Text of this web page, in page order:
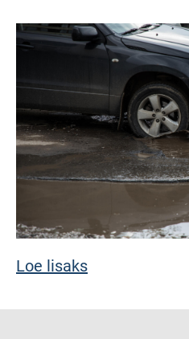
Loe lisaks